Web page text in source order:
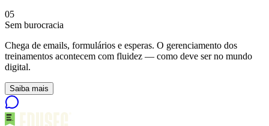
05
Sem burocracia
Chega de emails, formulários e esperas. O gerenciamento dos
treinamentos acontecem com fluidez — como deve ser no mundo
digital.
Saiba mais